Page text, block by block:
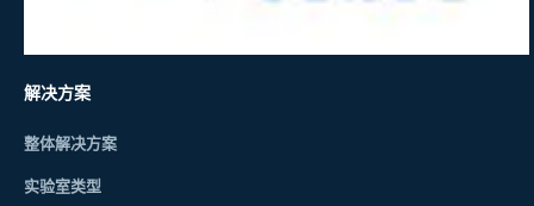
解决方案
整体解决方案
实验室类型